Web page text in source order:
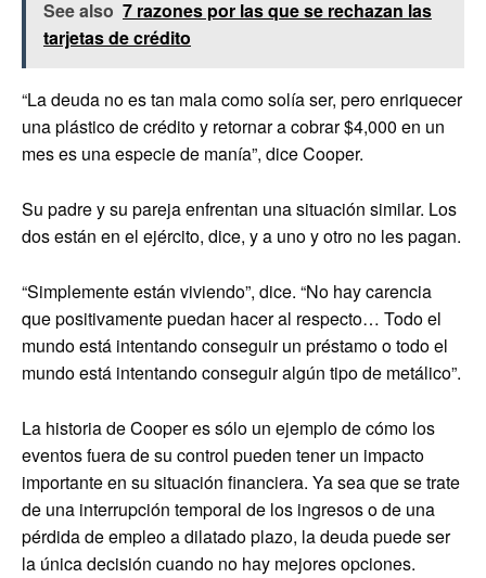
See also 7 razones por las que se rechazan las
tarjetas de crédito
“La deuda no es tan mala como solía ser, pero enriquecer
una plástico de crédito y retornar a cobrar $4,000 en un
mes es una especie de manía”, dice Cooper.
Su padre y su pareja enfrentan una situación similar. Los
dos están en el ejército, dice, y a uno y otro no les pagan.
“Simplemente están viviendo”, dice. “No hay carencia
que positivamente puedan hacer al respecto… Todo el
mundo está intentando conseguir un préstamo o todo el
mundo está intentando conseguir algún tipo de metálico”.
La historia de Cooper es sólo un ejemplo de cómo los
eventos fuera de su control pueden tener un impacto
importante en su situación financiera. Ya sea que se trate
de una interrupción temporal de los ingresos o de una
pérdida de empleo a dilatado plazo, la deuda puede ser
la única decisión cuando no hay mejores opciones.